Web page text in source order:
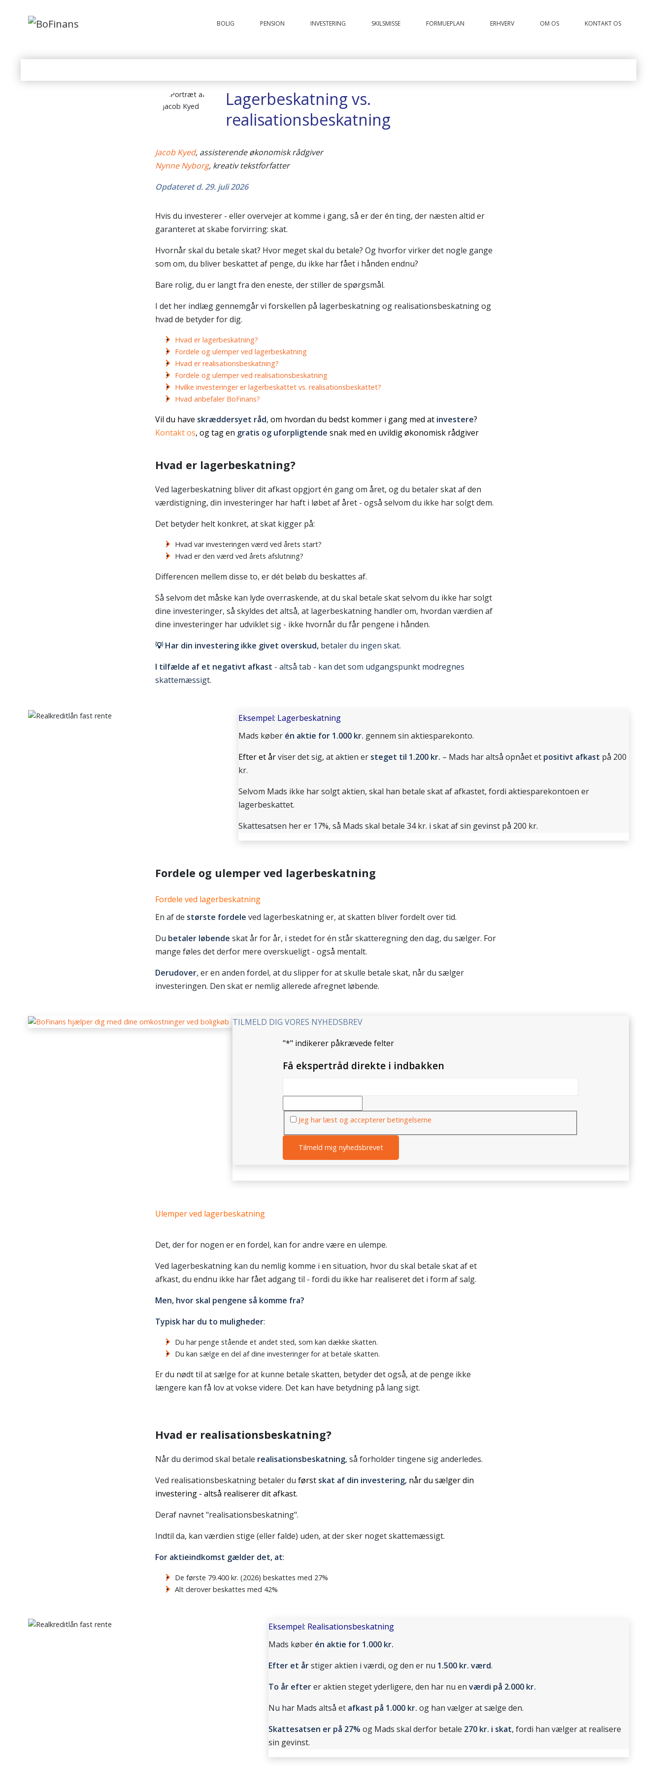
BOLIG PENSION INVESTERING SKILSMISSE FORMUEPLAN ERHVERV OM OS KONTAKT OS
Lagerbeskatning vs.
realisationsbeskatning
Jacob Kyed, assisterende økonomisk rådgiver
Nynne Nyborg, kreativ tekstforfatter
Opdateret d. 29. juli 2026
Hvis du investerer - eller overvejer at komme i gang, så er der én ting, der næsten altid er
garanteret at skabe forvirring: skat.
Hvornår skal du betale skat? Hvor meget skal du betale? Og hvorfor virker det nogle gange
som om, du bliver beskattet af penge, du ikke har fået i hånden endnu?
Bare rolig, du er langt fra den eneste, der stiller de spørgsmål.
I det her indlæg gennemgår vi forskellen på lagerbeskatning og realisationsbeskatning og
hvad de betyder for dig.
Hvad er lagerbeskatning?
Fordele og ulemper ved lagerbeskatning
Hvad er realisationsbeskatning?
Fordele og ulemper ved realisationsbeskatning
Hvilke investeringer er lagerbeskattet vs. realisationsbeskattet?
Hvad anbefaler BoFinans?
Vil du have skræddersyet råd, om hvordan du bedst kommer i gang med at investere?
Kontakt os, og tag en gratis og uforpligtende snak med en uvildig økonomisk rådgiver
Hvad er lagerbeskatning?
Ved lagerbeskatning bliver dit afkast opgjort én gang om året, og du betaler skat af den
værdistigning, din investeringer har haft i løbet af året - også selvom du ikke har solgt dem.
Det betyder helt konkret, at skat kigger på:
Hvad var investeringen værd ved årets start?
Hvad er den værd ved årets afslutning?
Differencen mellem disse to, er dét beløb du beskattes af.
Så selvom det måske kan lyde overraskende, at du skal betale skat selvom du ikke har solgt
dine investeringer, så skyldes det altså, at lagerbeskatning handler om, hvordan værdien af
dine investeringer har udviklet sig - ikke hvornår du får pengene i hånden.
💡 Har din investering ikke givet overskud, betaler du ingen skat.
I tilfælde af et negativt afkast - altså tab - kan det som udgangspunkt modregnes
skattemæssigt.
Eksempel: Lagerbeskatning
Mads køber én aktie for 1.000 kr. gennem sin aktiesparekonto.
Efter et årviser det sig, at aktien er steget til 1.200 kr. – Mads har altså opnået et positivt afkast på 200
kr.
Selvom Mads ikke har solgt aktien, skal han betale skat af afkastet, fordi aktiesparekontoen er
lagerbeskattet.
Skattesatsen her er 17%, så Mads skal betale 34 kr. i skat af sin gevinst på 200 kr.
Fordele og ulemper ved lagerbeskatning
Fordele ved lagerbeskatning
En af de største fordele ved lagerbeskatning er, at skatten bliver fordelt over tid.
Du betaler løbende skat år for år, i stedet for én står skatteregning den dag, du sælger. For
mange føles det derfor mere overskueligt - også mentalt.
Derudover, er en anden fordel, at du slipper for at skulle betale skat, når du sælger
investeringen. Den skat er nemlig allerede afregnet løbende.
TILMELD DIG VORES NYHEDSBREV
"*" indikerer påkrævede felter
Få ekspertråd direkte i indbakken
Jeg har læst og accepterer betingelserne
Ulemper ved lagerbeskatning
Det, der for nogen er en fordel, kan for andre være en ulempe.
Ved lagerbeskatning kan du nemlig komme i en situation, hvor du skal betale skat af et
afkast, du endnu ikke har fået adgang til - fordi du ikke har realiseret det i form af salg.
Men, hvor skal pengene så komme fra?
Typisk har du to muligheder:
Du har penge stående et andet sted, som kan dække skatten.
Du kan sælge en del af dine investeringer for at betale skatten.
Er du nødt til at sælge for at kunne betale skatten, betyder det også, at de penge ikke
længere kan få lov at vokse videre. Det kan have betydning på lang sigt.
Hvad er realisationsbeskatning?
Når du derimod skal betale realisationsbeskatning, så forholder tingene sig anderledes.
Ved realisationsbeskatning betaler du først skat af din investering, når du sælger din
investering - altså realiserer dit afkast.
Deraf navnet "realisationsbeskatning".
Indtil da, kan værdien stige (eller falde) uden, at der sker noget skattemæssigt.
For aktieindkomst gælder det, at:
De første 79.400 kr. (2026) beskattes med 27%
Alt derover beskattes med 42%
Eksempel: Realisationsbeskatning
Mads køber én aktie for 1.000 kr.
Efter et årstiger aktien i værdi, og den er nu 1.500 kr. værd.
To år efterer aktien steget yderligere, den har nu en værdi på 2.000 kr.
Nu har Mads altså et afkast på 1.000 kr. og han vælger at sælge den.
Skattesatsen er på 27% og Mads skal derfor betale 270 kr. i skat, fordi han vælger at realisere
sin gevinst.